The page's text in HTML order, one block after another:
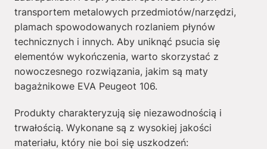
transportem metalowych przedmiotów/narzędzi,
plamach spowodowanych rozlaniem płynów
technicznych i innych. Aby uniknąć psucia się
elementów wykończenia, warto skorzystać z
nowoczesnego rozwiązania, jakim są maty
bagażnikowe EVA Peugeot 106.
Produkty charakteryzują się niezawodnością i
trwałością. Wykonane są z wysokiej jakości
materiału, który nie boi się uszkodzeń: